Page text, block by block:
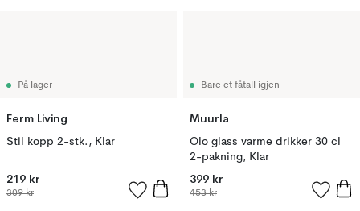
På lager
Ferm Living
Stil kopp 2-stk., Klar
219 kr
309 kr
Bare et fåtall igjen
Muurla
Olo glass varme drikker 30 cl
2-pakning, Klar
399 kr
453 kr